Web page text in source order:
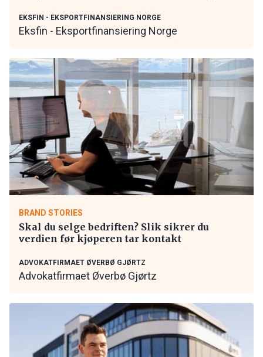
EKSFIN - EKSPORTFINANSIERING NORGE
Eksfin - Eksportfinansiering Norge
BRAND STORIES
Skal du selge bedriften? Slik sikrer du
verdien før kjøperen tar kontakt
ADVOKATFIRMAET ØVERBØ GJØRTZ
Advokatfirmaet Øverbø Gjørtz